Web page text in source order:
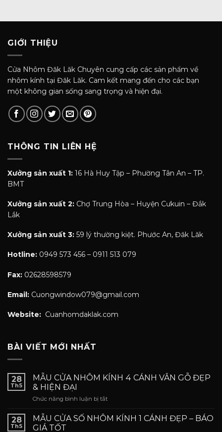
GIỚI THIỆU
Cửa Nhôm Đăk Lăk Chuyên cung cấp các sản phẩm về
nhôm kính tại Đăk Lăk. Cam kết mang đến cho các bạn
một không gian sống sang trọng và hiện đại.
THÔNG TIN LIÊN HỆ
Xưởng sản xuất 1: 16 Hà Huy Tập – Phường Tân An – TP.
BMT
Xưởng sản xuất 2: Chợ Trung Hòa – Huyện Cưkuin – Đắk
Lắk
Xưởng sản xuất 3: 59 lý thường kiệt. Phước An, Đăk Lăk
Hotline: 0949 573 456 – 0911 513 079
Fax: 02628598579
Email: Cuongwindow079@gmail.com
Website: Cuanhomdaklak.com
BÀI VIẾT MỚI NHẤT
28
Th5
MẪU CỬA NHÔM KÍNH 4 CÁNH VÂN GỖ ĐẸP
& HIỆN ĐẠI
Chức năng bình luận bị tắtở
CỬA
NHÔM
28
Th5
MẪU CỬA SỐ NHÔM KÍNH 1 CÁNH ĐẸP – BÁO
GIÁ TỐT